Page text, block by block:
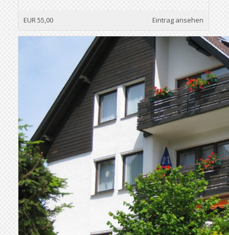
EUR 55,00 Eintrag ansehen